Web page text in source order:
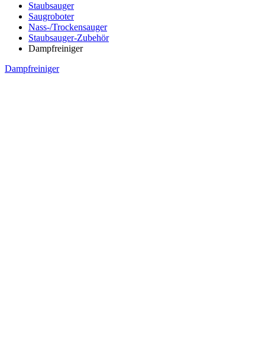
Staubsauger
Saugroboter
Nass-/Trockensauger
Staubsauger-Zubehör
Dampfreiniger
Dampfreiniger